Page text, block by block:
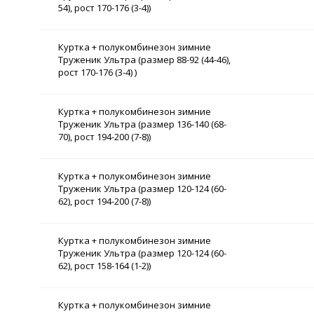
54), рост 170-176 (3-4))
Куртка + полукомбинезон зимние
Труженик Ультра (размер 88-92 (44-46),
рост 170-176 (3-4) )
Куртка + полукомбинезон зимние
Труженик Ультра (размер 136-140 (68-
70), рост 194-200 (7-8))
Куртка + полукомбинезон зимние
Труженик Ультра (размер 120-124 (60-
62), рост 194-200 (7-8))
Куртка + полукомбинезон зимние
Труженик Ультра (размер 120-124 (60-
62), рост 158-164 (1-2))
Куртка + полукомбинезон зимние